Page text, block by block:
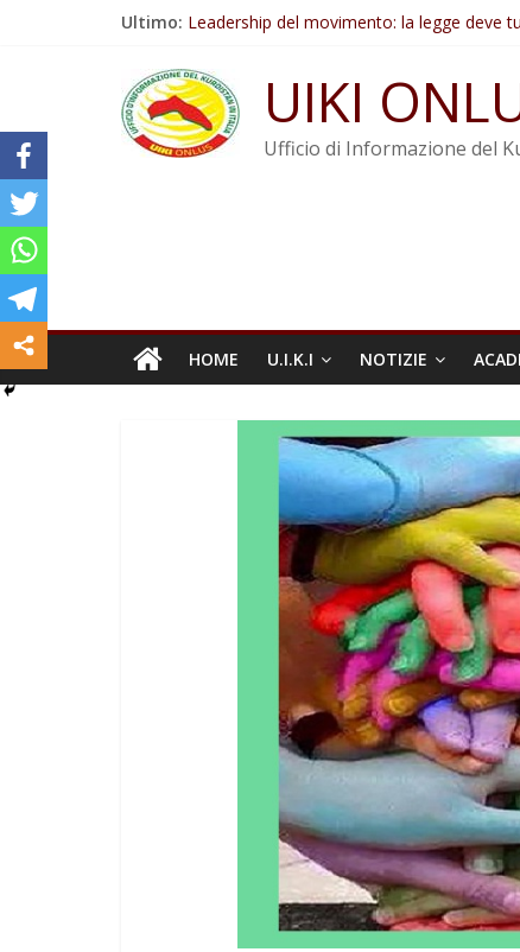
Ultimo: Leadership del movimento: la legge deve
Non tenere conto della situazione di Rêber
Il KNK chiede un’azione internazionale
Abdullah Öcalan: Le legge negativa deve
UIKI
Ufficio di Informazione del
HOME U.I.K.I NOTIZIE